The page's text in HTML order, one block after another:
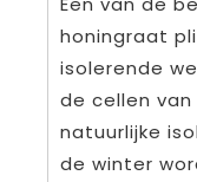
honingraat
isolerende
de cellen
natuurlijke
de winter